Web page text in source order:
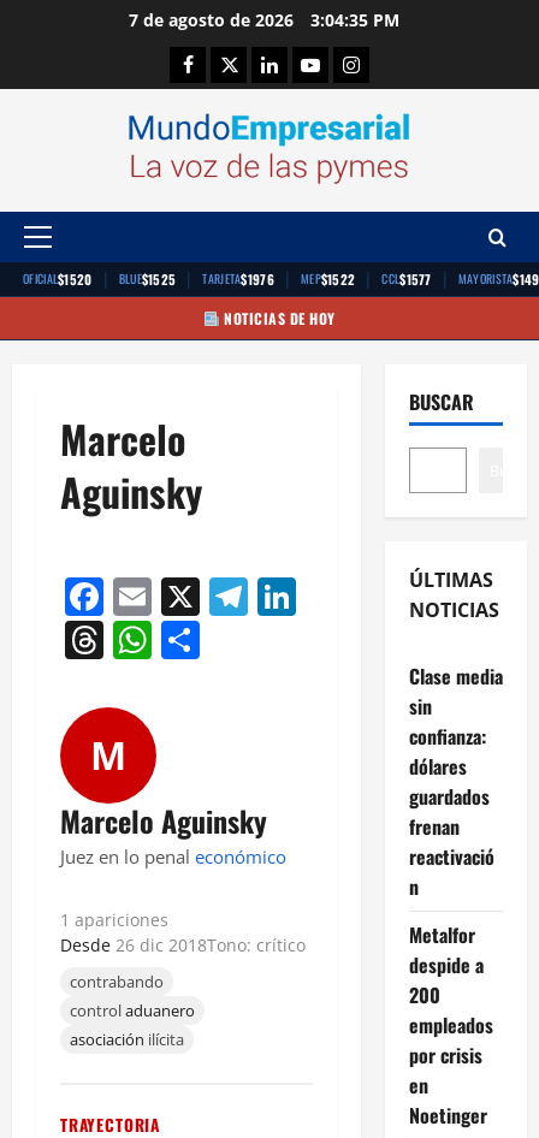
7 de agosto de 2026 3:04:36 PM
Facebook
TwitterLinkedinYoutubeInstagram
Menú
principal
OFICIAL$1520 | BLUE$1525 | TARJETA$1976 | MEP$1522 | CCL$1577 | MAYORISTA
NOTICIAS DE HOY
Marcelo
Aguinsky
Facebook
Email
X Telegram
LinkedIn
Threads
WhatsApp
M
Marcelo Aguinsky
Juez en lo penal económico
1 apariciones
Desde 26 dic 2018Tono: crítico
contrabando
controladuanero
asociación ilícita
TRAYECTORIA
BUSCAR
ÚLTIMAS
NOTICIAS
Clase media
sin
confianza:
dólares
guardados
frenan
reactivació
n
Metalfor
despide a
200
empleados
por crisis
en
Noetinger